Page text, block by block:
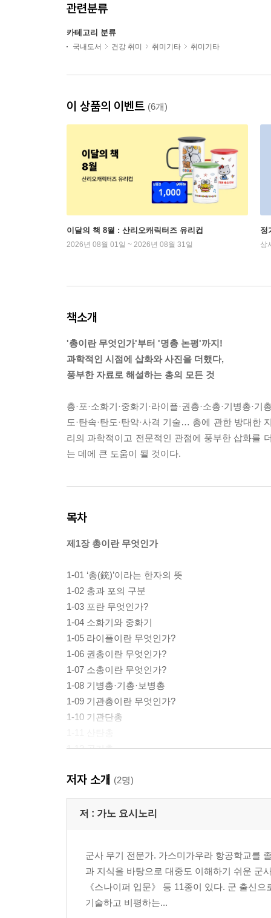
관련분류
카테고리 분류
국내도서 건강 취미 취미기타 취미기타
이 상품의 이벤트 (6개)
이달의 책 8월 : 산리오캐릭터즈 유리컵
2026년 08월 01일 ~ 2026년 08월 31일
정
상
책소개
'총이란 무엇인가'부터 '명총 논평'까지!
과학적인 시점에 삽화와 사진을 더했다,
풍부한 자료로 해설하는 총의 모든 것
총·포·소화기·중화기·라이플·권총·소총·기병총·
도·탄속·탄도·탄약·사격 기술… 총에 관한 방대
리의 과학적이고 전문적인 관점에 풍부한 삽화를
는 데에 큰 도움이 될 것이다.
목차
제1장 총이란 무엇인가
1-01 ‘총(銃)’이라는 한자의 뜻
1-02 총과 포의 구분
1-03 포란 무엇인가?
1-04 소화기와 중화기
1-05 라이플이란 무엇인가?
1-06 권총이란 무엇인가?
1-07 소총이란 무엇인가?
1-08 기병총·기총·보병총
1-09 기관총이란 무엇인가?
1-10 기관단총
1-12 공기총
1-14 산업용 총포
1-15 총구제동기와 총구보정기
1-16 소음기
1-19 탄창의 이모저모 2
1-20 미국에서 자주 쓰는 단위 이야기
COLUMN-01 수렵은 국제인의 필수 교양·
저자 소개 (2명)
저 : 가노 요시노리
군사 무기 전문가. 가스미가우라 항공학교를
과 지식을 바탕으로 대중도 이해하기 쉬운 군
《스나이퍼 입문》 등 11종이 있다. 군 출신
기술하고 비평하는...